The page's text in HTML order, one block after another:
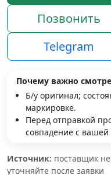
Позвонить
Telegram
Почему важно
Б/у оригинал;
маркировке.
Перед отправкой
совпадение с вашей
Источник: поставщик не
уточняйте после заявки